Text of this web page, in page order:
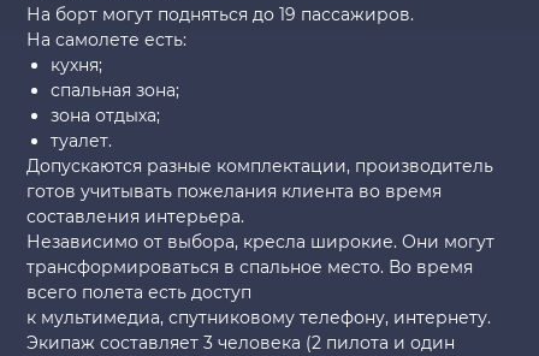
На борт могут подняться до 19 пассажиров.
На самолете есть:
кухня;
спальная зона;
зона отдыха;
туалет.
Допускаются разные комплектации, производитель
готов учитывать пожелания клиента во время
составления интерьера.
Независимо от выбора, кресла широкие. Они могут
трансформироваться в спальное место. Во время
всего полета есть доступ
к мультимедиа, спутниковому телефону, интернету.
Экипаж составляет 3 человека (2 пилота и один